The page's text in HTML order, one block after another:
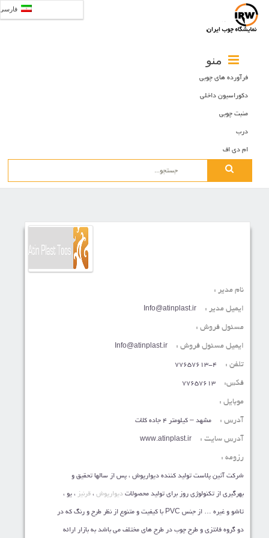
منو
فرآورده های چوبی
دکوراسیون داخلی
منبت چوبی
درب
ام دی اف
Search
نام مدیر :
ایمیل مدیر : Info@atinplast.ir
مسئول فروش :
ایمیل مسئول فروش : Info@atinplast.ir
تلفن : 77657613-4
فکس: 77657613
موبایل :
آدرس : مشهد – کیلومتر 4 جاده کلات
آدرس سایت : www.atinplast.ir
رزومه :
شرکت آتین پلاست تولید کننده دیوارپوش ، پس از سالها تحقیق و
بهرگیری از تکنولوژی روز برای تولید محصولات دیوارپوش ، قرنیز ، یو ،
تاشو و غیره … از جنس PVC با کیفیت و متنوع از نظر طرح و رنگ که در
دو گروه فانتزی و طرح چوب در طرح های مختلف می باشد به بازار ارائه